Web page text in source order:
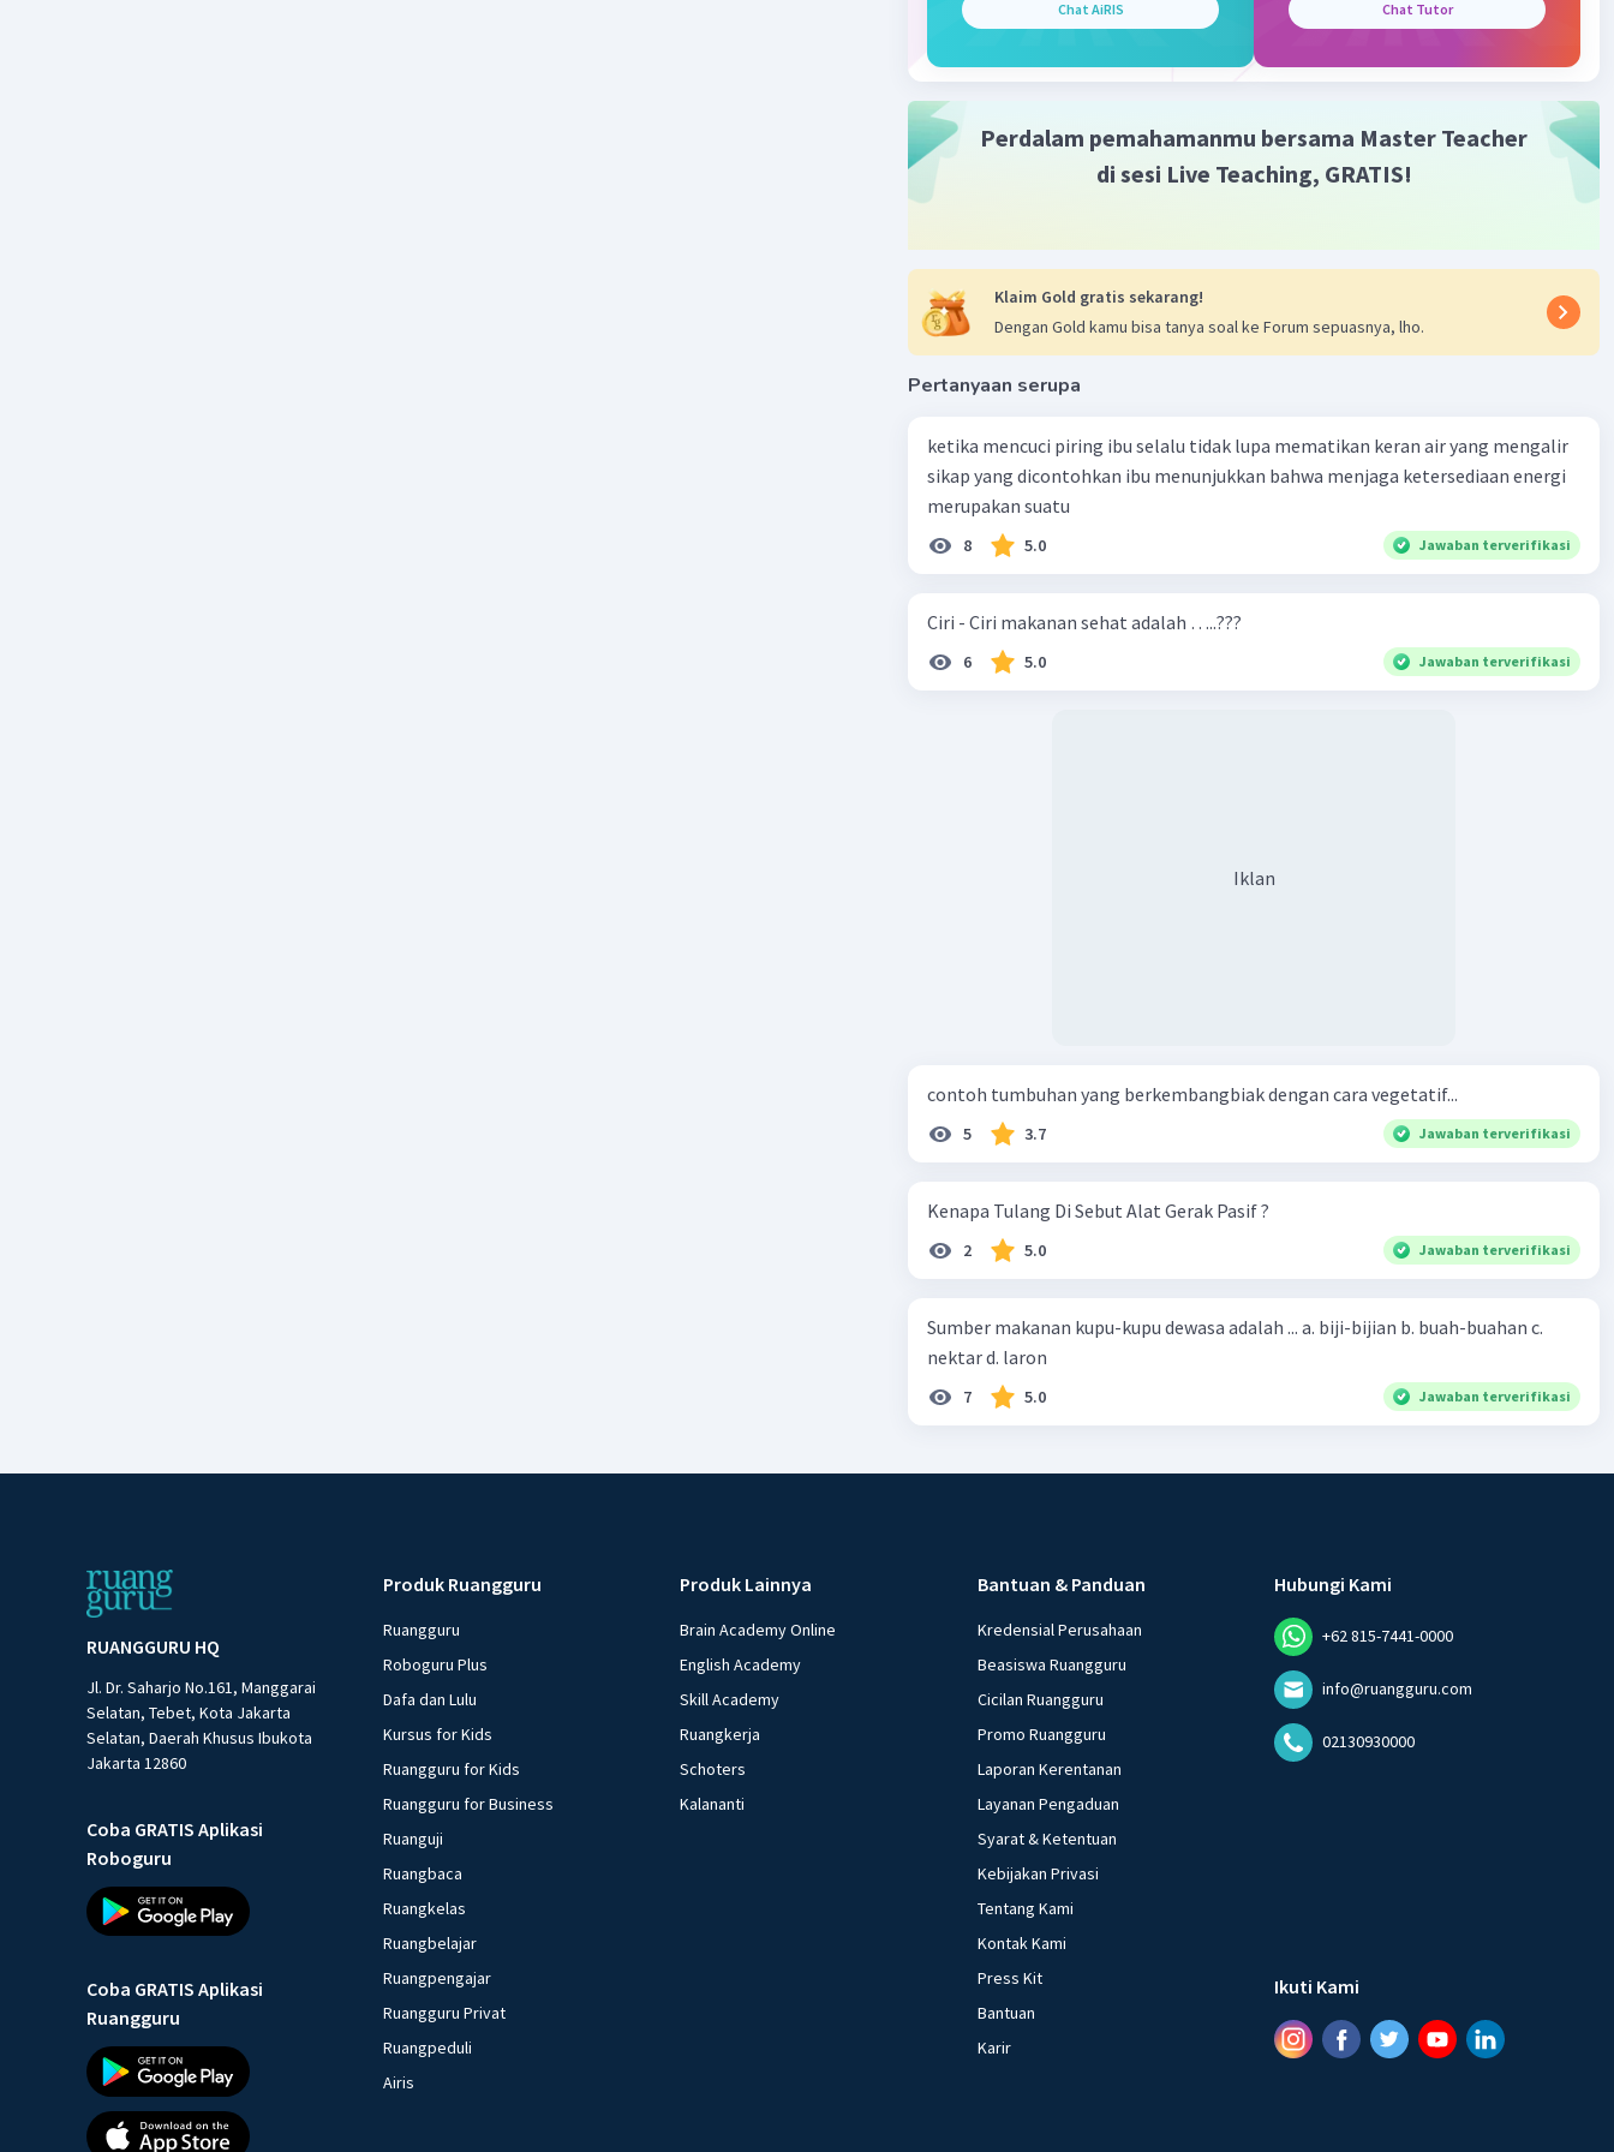
Chat AiRIS Chat Tutor
Perdalam pemahamanmu bersama Master Teacher
di sesi Live Teaching, GRATIS!
Klaim Gold gratis sekarang!
Dengan Gold kamu bisa tanya soal ke Forum sepuasnya, lho.
Pertanyaan serupa
ketika mencuci piring ibu selalu tidak lupa mematikan keran air yang mengalir
sikap yang dicontohkan ibu menunjukkan bahwa menjaga ketersediaan energi
merupakan suatu
8 5.0 Jawaban terverifikasi
Ciri - Ciri makanan sehat adalah …..???
6 5.0 Jawaban terverifikasi
Iklan
contoh tumbuhan yang berkembangbiak dengan cara vegetatif...
5 3.7 Jawaban terverifikasi
Kenapa Tulang Di Sebut Alat Gerak Pasif ?
2 5.0 Jawaban terverifikasi
Sumber makanan kupu-kupu dewasa adalah ... a. biji-bijian b. buah-buahan c.
nektar d. laron
7 5.0 Jawaban terverifikasi
RUANGGURU HQ
Jl. Dr. Saharjo No.161, Manggarai
Selatan, Tebet, Kota Jakarta
Selatan, Daerah Khusus Ibukota
Jakarta 12860
Coba GRATIS Aplikasi
Roboguru
Coba GRATIS Aplikasi
Ruangguru
Produk Ruangguru
Ruangguru
Roboguru Plus
Dafa dan Lulu
Kursus for Kids
Ruangguru for Kids
Ruangguru for Business
Ruanguji
Ruangbaca
Ruangkelas
Ruangbelajar
Ruangpengajar
Ruangguru Privat
Ruangpeduli
Airis
Produk Lainnya
Brain Academy Online
English Academy
Skill Academy
Ruangkerja
Schoters
Kalananti
Bantuan & Panduan
Kredensial Perusahaan
Beasiswa Ruangguru
Cicilan Ruangguru
Promo Ruangguru
Laporan Kerentanan
Layanan Pengaduan
Syarat & Ketentuan
Kebijakan Privasi
Tentang Kami
Kontak Kami
Press Kit
Bantuan
Karir
Hubungi Kami
+62 815-7441-0000
info@ruangguru.com
02130930000
Ikuti Kami